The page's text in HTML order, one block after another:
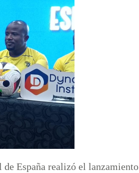
España realizó el lanzamiento